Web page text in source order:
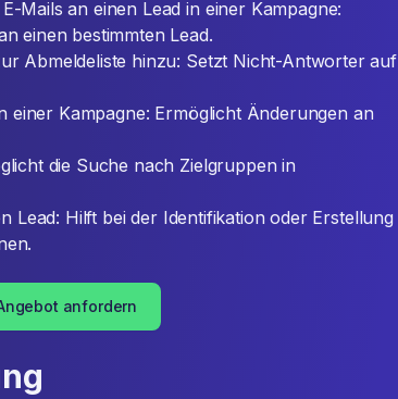
Mails an einen Lead in einer Kampagne:
einen bestimmten Lead.
Abmeldeliste hinzu: Setzt Nicht-Antworter auf
einer Kampagne: Ermöglicht Änderungen an
die Suche nach Zielgruppen in
Lead: Hilft bei der Identifikation oder Erstellung
anfordern